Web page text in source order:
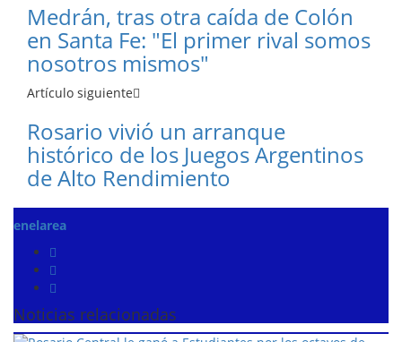
Medrán, tras otra caída de Colón
en Santa Fe: "El primer rival somos
nosotros mismos"
Artículo siguiente
Rosario vivió un arranque
histórico de los Juegos Argentinos
de Alto Rendimiento
enelarea
Noticias relacionadas